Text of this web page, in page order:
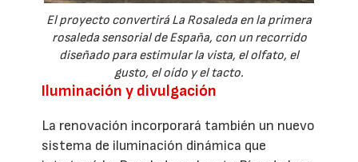
El proyecto convertirá La Rosaleda en la primera
rosaleda sensorial de España, con un recorrido
diseñado para estimular la vista, el olfato, el
gusto, el oído y el tacto.
Iluminación y divulgación
La renovación incorporará también un nuevo
sistema de iluminación dinámica que